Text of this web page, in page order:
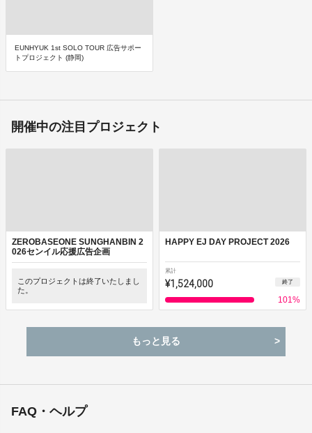
EUNHYUK 1st SOLO TOUR 広告サポー
トプロジェクト (静岡)
開催中の注目プロジェクト
ZEROBASEONE SUNGHANBIN 2
026センイル応援広告企画
このプロジェクトは終了いたしまし
た。
HAPPY EJ DAY PROJECT 2026
累計
¥1,524,000 終了
101%
もっと見る
FAQ・ヘルプ